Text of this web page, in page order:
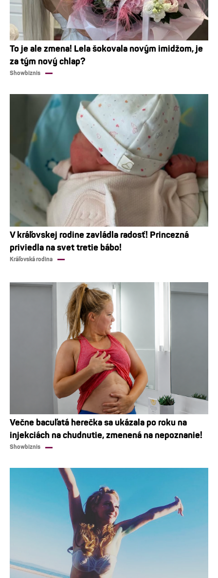
To je ale zmena! Lela šokovala novým imidžom, je
za tým nový chlap?
Showbiznis
V kráľovskej rodine zavládla radosť! Princezná
priviedla na svet tretie bábo!
Kráľovská rodina
Večne bacuľatá herečka sa ukázala po roku na
injekciách na chudnutie, zmenená na nepoznanie!
Showbiznis